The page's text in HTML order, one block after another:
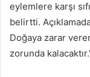
eylemlere karşı
belirtti.
Doğaya zarar
zorunda